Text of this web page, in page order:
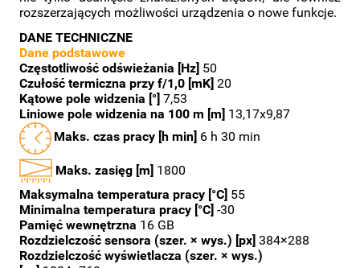
rozszerzających możliwości urządzenia o nowe funkcje.
DANE TECHNICZNE
Dane podstawowe
Częstotliwość odświeżania [Hz] 50
Czułość termiczna przy f/1,0 [mK] 20
Kątowe pole widzenia [°] 7,53
Liniowe pole widzenia na 100 m [m] 13,17x9,87
Maks. czas pracy [h min] 6 h 30 min
Maks. zasięg [m] 1800
Maksymalna temperatura pracy [°C] 55
Minimalna temperatura pracy [°C] -30
Pamięć wewnętrzna 16 GB
Rozdzielczość sensora (szer. × wys.) [px] 384×288
Rozdzielczość wyświetlacza (szer. × wys.)